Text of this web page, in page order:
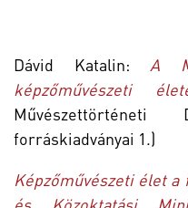
Dávid Katalin: A
képzőművészeti
Művészettörténeti
forráskiadványai 1.)
Képzőművészeti élet a